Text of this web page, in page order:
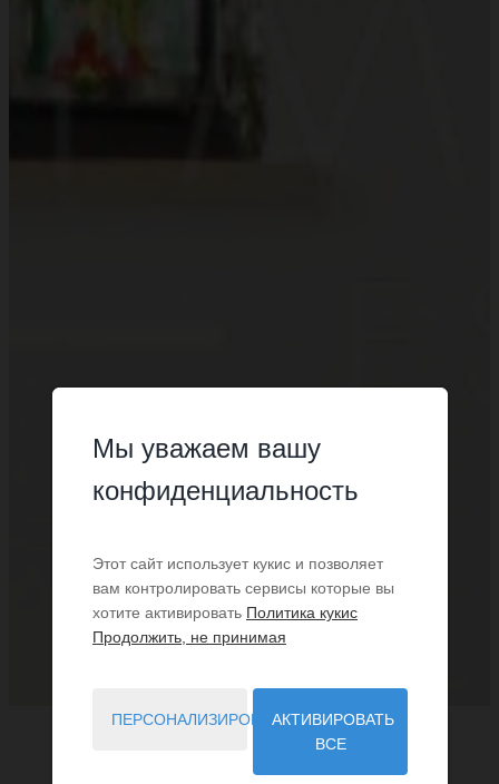
Мы уважаем вашу
конфиденциальность
Этот сайт использует кукис и позволяет
вам контролировать сервисы которые вы
хотите активировать Политика кукис
Продолжить, не принимая
ПЕРСОНАЛИЗИРОВАТЬАКТИВИРОВАТЬ
ВСЕ